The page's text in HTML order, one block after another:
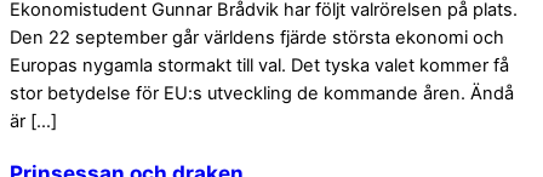
Ekonomistudent Gunnar Brådvik har följt valrörelsen på plats.
Den 22 september går världens fjärde största ekonomi och
Europas nygamla stormakt till val. Det tyska valet kommer få
stor betydelse för EU:s utveckling de kommande åren. Ändå
är […]